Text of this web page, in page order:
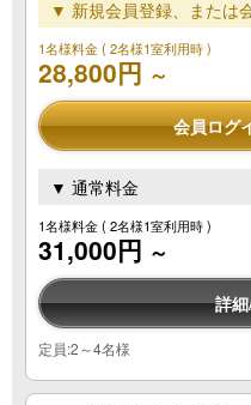
▼ 新規会員登録、または
1名様料金( 2名様1室利用時 )
28,800円 ～
会員ログ
▼ 通常料金
1名様料金( 2名様1室利用時 )
31,000円 ～
詳
定員:2～4名様